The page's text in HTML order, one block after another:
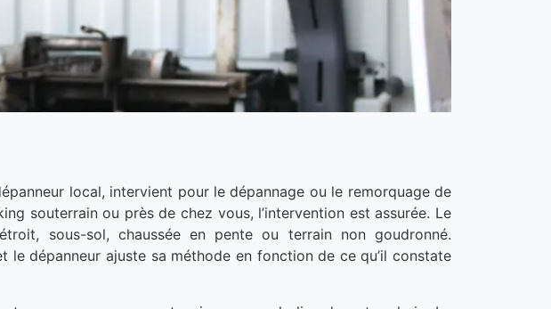
local, intervient pour le dépannage ou le remorquage de
souterrain ou près de chez vous, l’intervention est assurée. Le
sous-sol, chaussée en pente ou terrain non goudronné.
dépanneur ajuste sa méthode en fonction de ce qu’il constate